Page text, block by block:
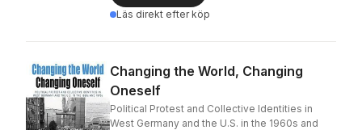
Läs direkt efter köp
Changing the World, Changing
Oneself
Political Protest and Collective Identities in
West Germany and the U.S. in the 1960s and